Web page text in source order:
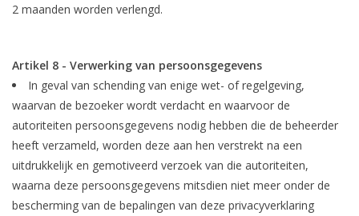
2 maanden worden verlengd.
Artikel 8 - Verwerking van persoonsgegevens
In geval van schending van enige wet- of regelgeving,
waarvan de bezoeker wordt verdacht en waarvoor de
autoriteiten persoonsgegevens nodig hebben die de beheerder
heeft verzameld, worden deze aan hen verstrekt na een
uitdrukkelijk en gemotiveerd verzoek van die autoriteiten,
waarna deze persoonsgegevens mitsdien niet meer onder de
bescherming van de bepalingen van deze privacyverklaring